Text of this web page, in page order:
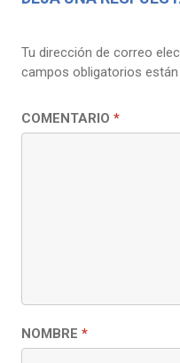
Tu dirección de correo
campos obligatorios
COMENTARIO *
NOMBRE *